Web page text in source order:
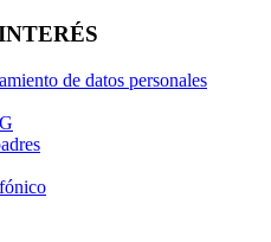
de datos personales